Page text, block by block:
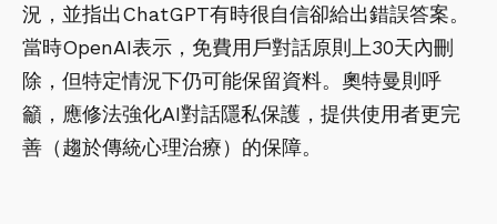
況，並指出ChatGPT有時很自信卻給出錯誤答案。
當時OpenAI表示，免費用戶對話原則上30天內刪
除，但特定情況下仍可能保留資料。奧特曼則呼
籲，應修法強化AI對話隱私保護，提供使用者更完
善（趨於傳統心理治療）的保障。